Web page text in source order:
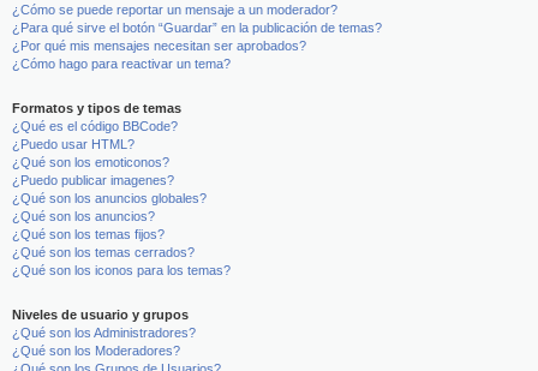
¿Cómo se puede reportar un mensaje a un moderador?
¿Para qué sirve el botón “Guardar” en la publicación de temas?
¿Por qué mis mensajes necesitan ser aprobados?
¿Cómo hago para reactivar un tema?
Formatos y tipos de temas
¿Qué es el código BBCode?
¿Puedo usar HTML?
¿Qué son los emoticonos?
¿Puedo publicar imagenes?
¿Qué son los anuncios globales?
¿Qué son los anuncios?
¿Qué son los temas fijos?
¿Qué son los temas cerrados?
¿Qué son los iconos para los temas?
Niveles de usuario y grupos
¿Qué son los Administradores?
¿Qué son los Moderadores?